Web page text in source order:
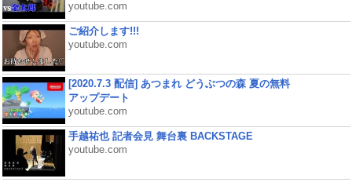
youtube.com
ご紹介します!!!
youtube.com
[2020.7.3 配信] あつまれ どうぶつの森 夏の無料
アップデート
youtube.com
手越祐也 記者会見 舞台裏 BACKSTAGE
youtube.com